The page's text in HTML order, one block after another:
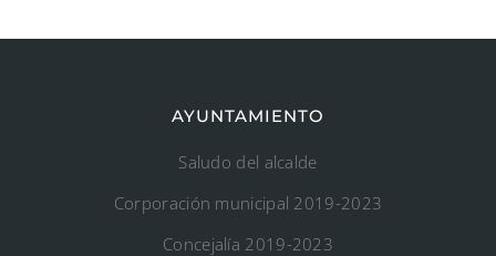
AYUNTAMIENTO
Saludo del alcalde
Corporación municipal 2019-2023
Concejalía 2019-2023